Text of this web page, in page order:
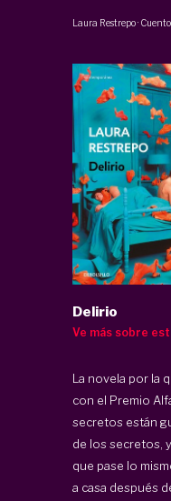
Laura Restrepo·
Delirio
Ve más sobre
La novela por la
con el Premio
secretos están
de los secretos,
que pase lo
a casa después